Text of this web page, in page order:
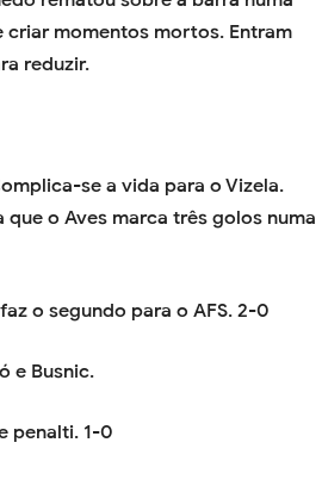
criar momentos mortos. Entram
reduzir.
se a vida para o Vizela.
que o Aves marca três golos numa
o segundo para o AFS. 2-0
e Busnic.
penalti. 1-0